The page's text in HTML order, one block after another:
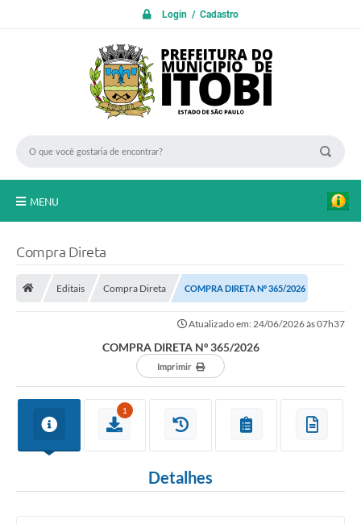
Login / Cadastro
MENU
LEIS MUNICIPAIS
Diário Oficial
Ouvidoria
Compra Direta
Editais Compra Direta COMPRA DIRETA Nº 365/2026
Atualizado em: 24/06/2026 às 07h37
COMPRA DIRETA Nº 365/2026
Imprimir
1
Detalhes